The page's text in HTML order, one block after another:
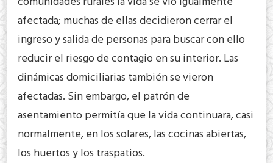
afectada; muchas de ellas decidieron cerrar el
ingreso y salida de personas para buscar con ello
reducir el riesgo de contagio en su interior. Las
dinámicas domiciliarias también se vieron
afectadas. Sin embargo, el patrón de
asentamiento permitía que la vida continuara, casi
normalmente, en los solares, las cocinas abiertas,
los huertos y los traspatios.